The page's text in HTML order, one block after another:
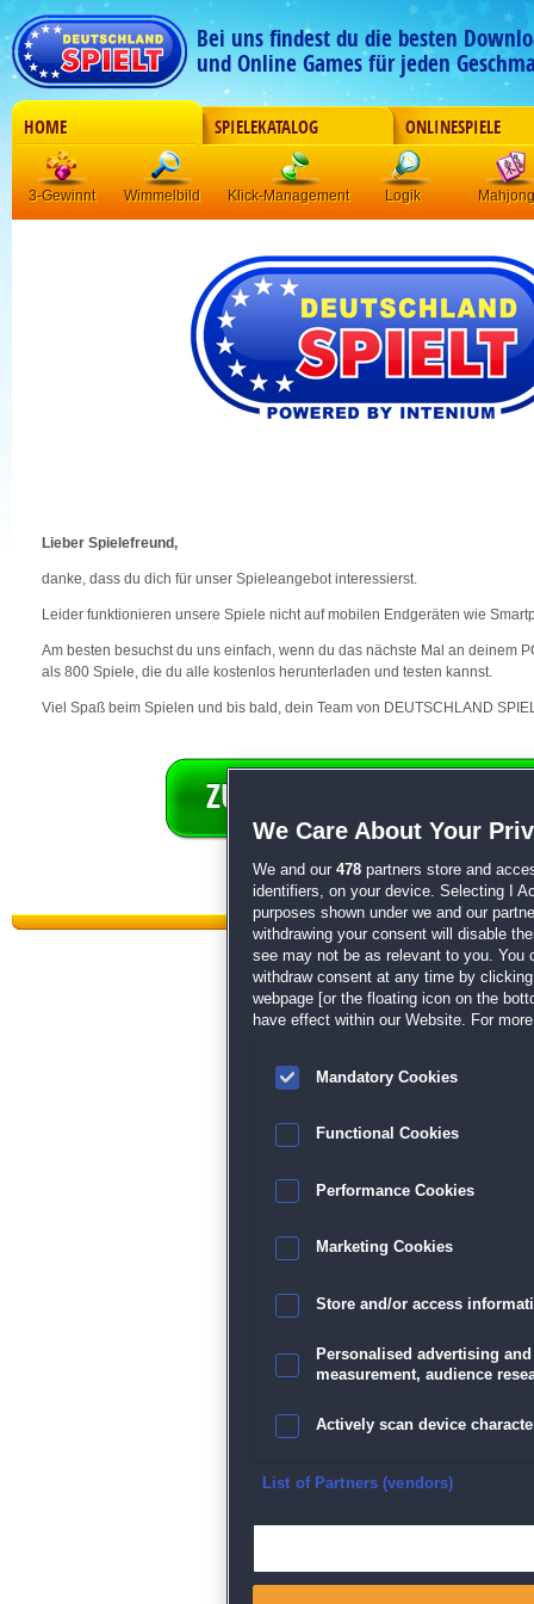
Bei uns findest du die besten
und Online Games für jeden
HOME SPIELEKATALOG ONLINESPIELE
3-Gewinnt Wimmelbild Klick-Management Logik Mahjong
Lieber Spielefreund,
danke, dass du dich für unser Spieleangebot interessierst.
Leider funktionieren unsere Spiele nicht auf mobilen Endgeräten wie
Am besten besuchst du uns einfach, wenn du das nächste Mal an deinem
als 800 Spiele, die du alle kostenlos herunterladen und testen kannst.
Viel Spaß beim Spielen und bis bald, dein Team von DEUTSCHLAND
Datenschutz| AGB|Impressum
We Care About Your
We and our 478 partners store and
identifiers, on your device. Selecting I
purposes shown under we and our
withdrawing your consent will disable
see may not be as relevant to you. You
withdraw consent at any time by
webpage [or the floating icon on the
have effect within our Website. For
Mandatory Cookies
Functional Cookies
Performance Cookies
Marketing Cookies
Store and/or access
Personalised advertising
measurement, audience
Actively scan device
Ensure security, prevent
List of Partners (vendors)